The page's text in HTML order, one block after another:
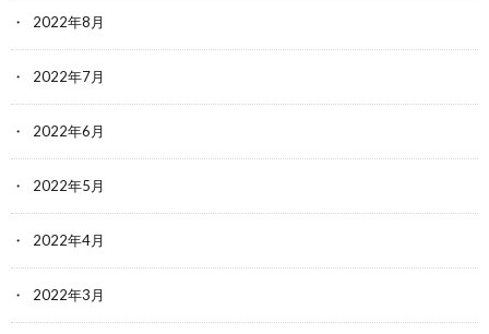
2022年8月
2022年7月
2022年6月
2022年5月
2022年4月
2022年3月